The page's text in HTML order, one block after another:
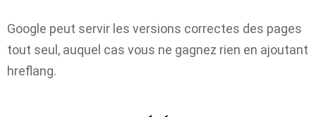
Google peut servir les versions correctes des pages
tout seul, auquel cas vous ne gagnez rien en ajoutant
hreflang.